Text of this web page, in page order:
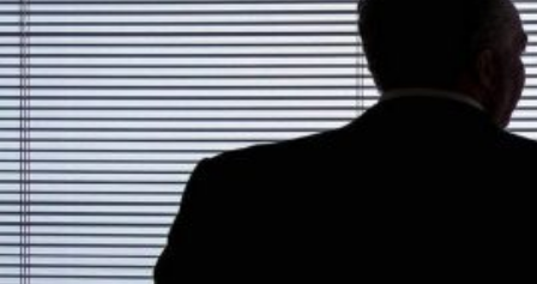
Sobre Protek
Trabaja con nosotros